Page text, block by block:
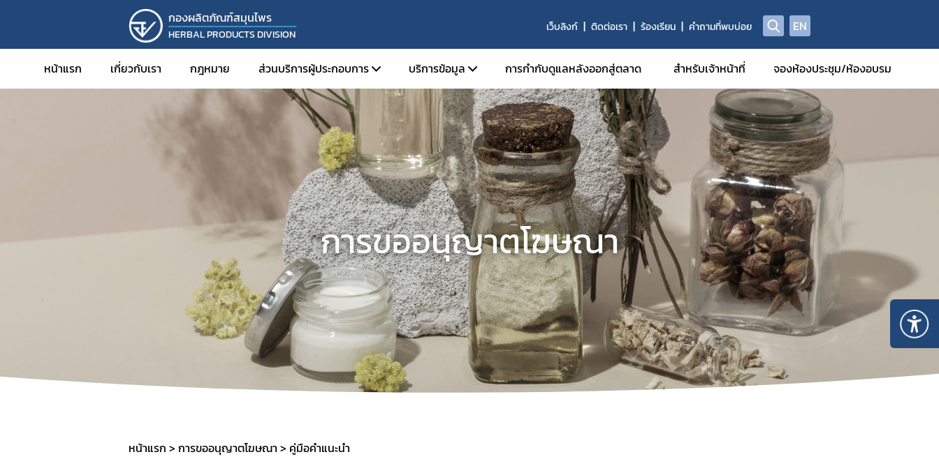
กองผลิตภัณฑ์สมุนไพร
HERBAL PRODUCTS DIVISION
เว็บลิงก์ ติดต่อเรา ร้องเรียน คำถามที่พบบ่อย EN
หน้าแรก เกี่ยวกับเรา กฎหมาย ส่วนบริการผู้ประกอบการ
การขออนุญาตสถานที่
การขออนุญาตผลิตภัณฑ์
การขออนุญาตโฆษณา
การขอรับรองมาตรฐานสถานที่ผลิตภัณฑ์สมุนไพร
การขอพิจารณาแบบแปลนสถานที่ผลิตผลิตภัณฑ์
สมุนไพรและสถานที่ผลิตร่วม
การดำเนินการเกี่ยวกับการวิจัยทางคลินิก
การขอรับรองวัตถุดิบสมุนไพร ด้านคุณภาพ
การนำเข้าวัตถุดิบ
การรายงานการผลิต / นำเข้า
ค่าใช้จ่ายที่จะจัดเก็บจากผู้ยื่นคำขอ
การแจ้งการผลิตหรือนำเข้าผลิตภัณฑ์สมุนไพร
คู่มือประชาชน
บริการข้อมูล
การขึ้นบัญชี ผู้เชี่ยวชาญ องค์กรผู้เชี่ยวชาญ
รายนามสถานที่ผลิตที่ได้รับการรับรองมาตรฐานการ
ผลิตที่ดี
หลักสูตรการอบรมสำหรับการปฏิบัติงานของผู้มีหน้าที่
ปฏิบัติการในสถานที่ผลิต นำเข้า ขาย และเก็บรักษา
ผลิตภัณฑ์สมุนไพรที่ผ่านการรับรองโดย อย.
บัญชีรายชื่อคณะกรรมการที่พิจารณาโครงการวิจัยทาง
คลินิกเกี่ยวกับผลิตภัณฑ์สมุนไพร
ผลิตภัณฑ์สมุนไพรซึ่งมี กระท่อม เป็นส่วนประกอบที่ได้
รับอนุญาตจากสำนักงานคณะกรรมการอาหารและยา
ฐานข้อมูลผู้รับจ้างผลิตผลิตภัณฑ์สมุนไพรใน
ประเทศไทย
ฐานข้อมูลสำหรับการจดแจ้งผลิตภัณฑ์สมุนไพร
ข้อมูลสถิติ
การกำกับดูแลหลังออกสู่ตลาด สำหรับเจ้าหน้าที่ จองห้องประชุม/ห้องอบรม
การขออนุญาตโฆษณา
หน้าแรก การขออนุญาตโฆษณา คู่มือคำแนะนำ